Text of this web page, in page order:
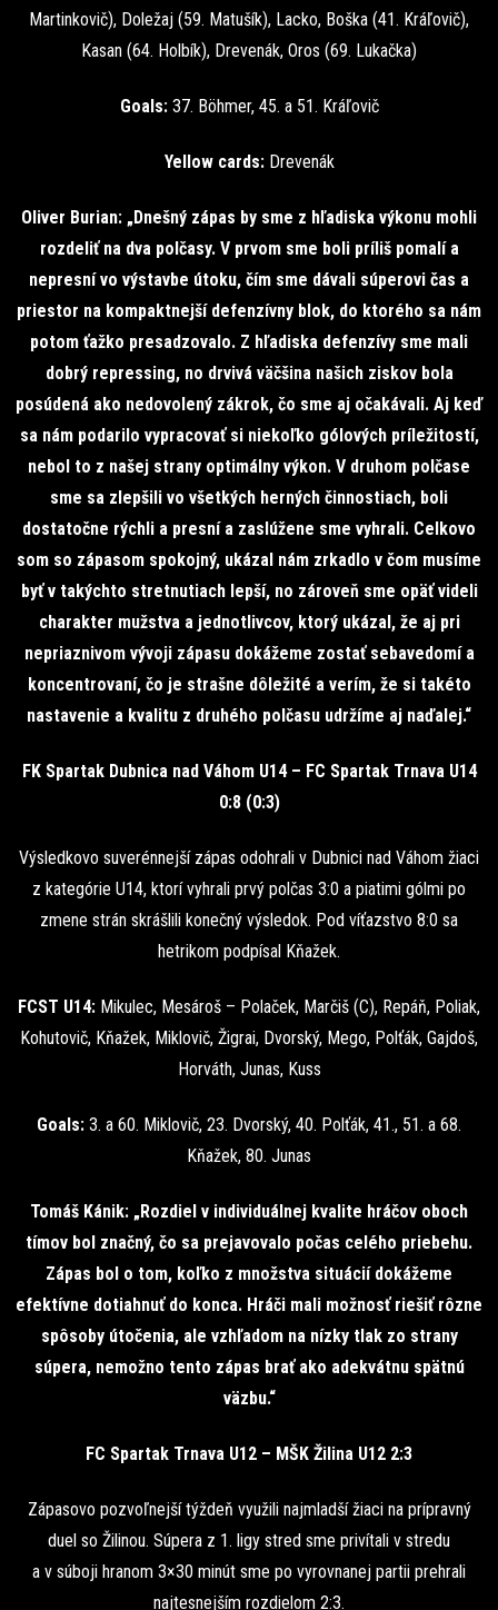
Martinkovič), Doležaj (59. Matušík), Lacko, Boška (41. Kráľovič),
Kasan (64. Holbík), Drevenák, Oros (69. Lukačka)
Goals: 37. Böhmer, 45. a 51. Kráľovič
Yellow cards: Drevenák
Oliver Burian: „Dnešný zápas by sme z hľadiska výkonu mohli
rozdeliť na dva polčasy. V prvom sme boli príliš pomalí a
nepresní vo výstavbe útoku, čím sme dávali súperovi čas a
priestor na kompaktnejší defenzívny blok, do ktorého sa nám
potom ťažko presadzovalo. Z hľadiska defenzívy sme mali
dobrý repressing, no drvivá väčšina našich ziskov bola
posúdená ako nedovolený zákrok, čo sme aj očakávali. Aj keď
sa nám podarilo vypracovať si niekoľko gólových príležitostí,
nebol to z našej strany optimálny výkon. V druhom polčase
sme sa zlepšili vo všetkých herných činnostiach, boli
dostatočne rýchli a presní a zaslúžene sme vyhrali. Celkovo
som so zápasom spokojný, ukázal nám zrkadlo v čom musíme
byť v takýchto stretnutiach lepší, no zároveň sme opäť videli
charakter mužstva a jednotlivcov, ktorý ukázal, že aj pri
nepriaznivom vývoji zápasu dokážeme zostať sebavedomí a
koncentrovaní, čo je strašne dôležité a verím, že si takéto
nastavenie a kvalitu z druhého polčasu udržíme aj naďalej.“
FK Spartak Dubnica nad Váhom U14 – FC Spartak Trnava U14
0:8 (0:3)
Výsledkovo suverénnejší zápas odohrali v Dubnici nad Váhom žiaci
z kategórie U14, ktorí vyhrali prvý polčas 3:0 a piatimi gólmi po
zmene strán skrášlili konečný výsledok. Pod víťazstvo 8:0 sa
hetrikom podpísal Kňažek.
FCST U14: Mikulec, Mesároš – Polaček, Marčiš (C), Repáň, Poliak,
Kohutovič, Kňažek, Miklovič, Žigrai, Dvorský, Mego, Polťák, Gajdoš,
Horváth, Junas, Kuss
Goals: 3. a 60. Miklovič, 23. Dvorský, 40. Polťák, 41., 51. a 68.
Kňažek, 80. Junas
Tomáš Kánik: „Rozdiel v individuálnej kvalite hráčov oboch
tímov bol značný, čo sa prejavovalo počas celého priebehu.
Zápas bol o tom, koľko z množstva situácií dokážeme
efektívne dotiahnuť do konca. Hráči mali možnosť riešiť rôzne
spôsoby útočenia, ale vzhľadom na nízky tlak zo strany
súpera, nemožno tento zápas brať ako adekvátnu spätnú
väzbu.“
FC Spartak Trnava U12 – MŠK Žilina U12 2:3
Zápasovo pozvoľnejší týždeň využili najmladší žiaci na prípravný
duel so Žilinou. Súpera z 1. ligy stred sme privítali v stredu
a v súboji hranom 3×30 minút sme po vyrovnanej partii prehrali
najtesnejším rozdielom 2:3.